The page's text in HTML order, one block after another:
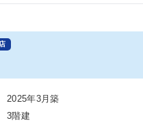
2025年3月築
3階建